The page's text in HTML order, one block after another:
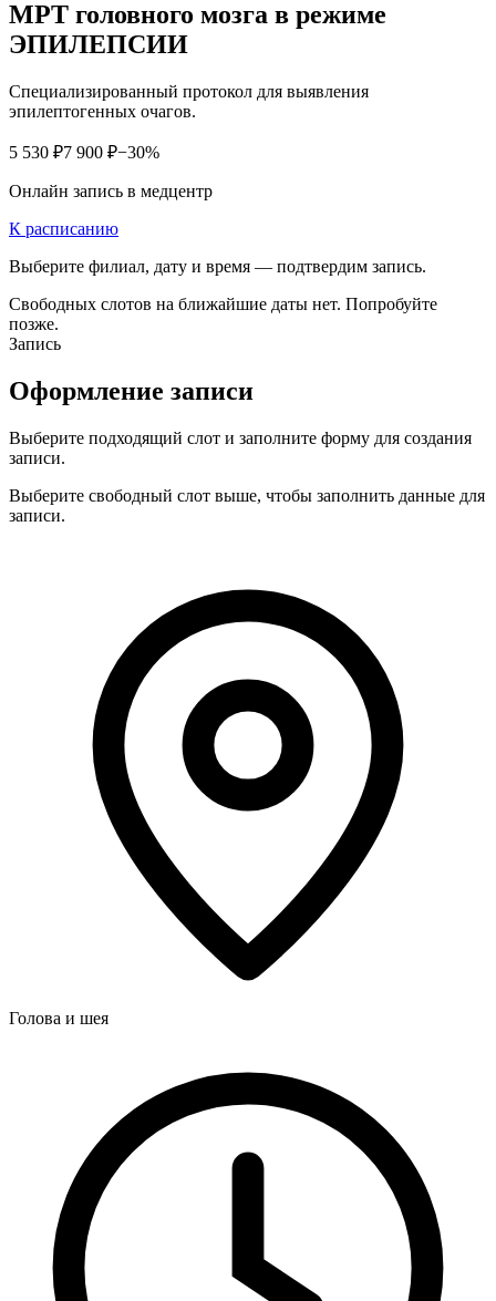
МРТ головного мозга в режиме
ЭПИЛЕПСИИ
Специализированный протокол для выявления
эпилептогенных очагов.
5 530 ₽7 900 ₽−30%
Онлайн запись в медцентр
К расписанию
Выберите филиал, дату и время — подтвердим запись.
Свободных слотов на ближайшие даты нет. Попробуйте
позже.
Запись
Оформление записи
Выберите подходящий слот и заполните форму для создания
записи.
Выберите свободный слот выше, чтобы заполнить данные для
записи.
Голова и шея